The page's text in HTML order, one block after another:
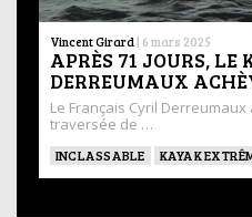
Vincent Girard | 6 mars 2025
APRÈS 71 JOURS,
DERREUMAUX
Le Français Cyril
traversée de …
INCLASSABLE KAYAK